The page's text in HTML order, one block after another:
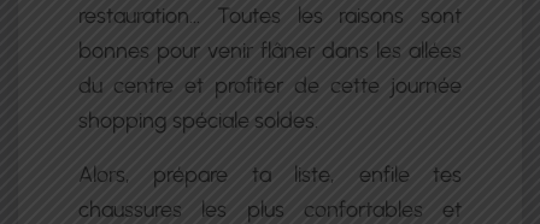
restauration… Toutes les raisons sont
bonnes pour venir flâner dans les allées
du centre et profiter de cette journée
shopping spéciale soldes.
Alors, prépare ta liste, enfile tes
chaussures les plus confortables et